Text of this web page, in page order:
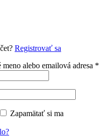
Registrovať sa
alebo emailová adresa *
Zapamätať si ma